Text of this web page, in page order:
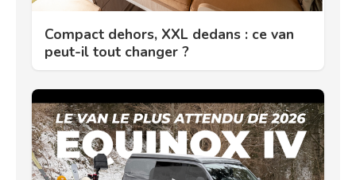
Compact dehors, XXL dedans : ce van
peut-il tout changer ?